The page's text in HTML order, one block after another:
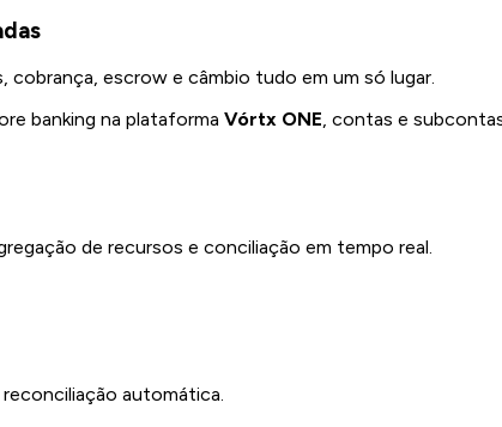
escrow e câmbio tudo em um só lugar.
banking na plataforma Vórtx ONE, contas e
de recursos e conciliação em tempo real.
automática.